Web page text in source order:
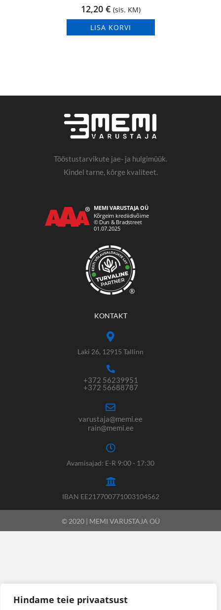
Hindame teie privaatsust
12,20 € (sis. KM)
LISA KORVI
Tööstustarvikute jae- ja hulgimüük.
Kindel tarne, kõrge kvaliteet.
®
KONTAKT
Laki 26, 12915 Tallinn
+372 56239951
+372 56688787
varustaja@memi.ee
rain@memi.ee
Avamisajad: E-R 9:00 - 17:30
IBAN EE217700771003104562
© 2020 | MEMI VARUSTAJA OÜ